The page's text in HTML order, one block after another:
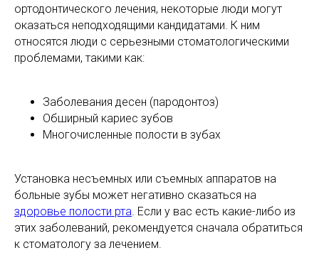
ортодонтического лечения, некоторые люди могут
оказаться неподходящими кандидатами. К ним
относятся люди с серьезными стоматологическими
проблемами, такими как:
Заболевания десен (пародонтоз)
Обширный кариес зубов
Многочисленные полости в зубах
Установка несъемных или съемных аппаратов на
больные зубы может негативно сказаться на
здоровье полости рта. Если у вас есть какие-либо из
этих заболеваний, рекомендуется сначала обратиться
к стоматологу за лечением.